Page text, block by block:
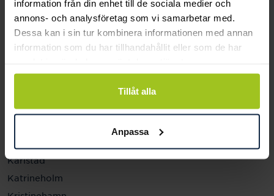
information från din enhet till de sociala medier och
annons- och analysföretag som vi samarbetar med.
Dessa kan i sin tur kombinera informationen med annan
information som du har tillhandahållit eller som de har
Tillåt alla
Anpassa
Halmstad
Halmstad Hallarna
Haninge
Helsingborg
Jönköping
Karlstad
Katrineholm